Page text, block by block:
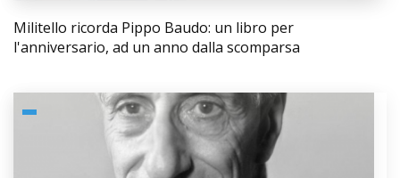
Militello ricorda Pippo Baudo: un libro per
l'anniversario, ad un anno dalla scomparsa